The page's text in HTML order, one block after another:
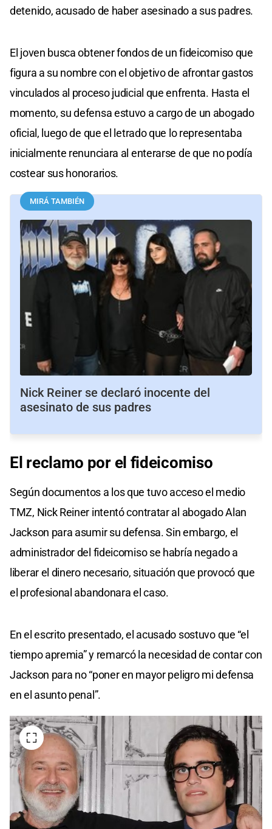
detenido, acusado de haber asesinado a sus padres.
El joven busca obtener fondos de un fideicomiso que
figura a su nombre con el objetivo de afrontar gastos
vinculados al proceso judicial que enfrenta. Hasta el
momento, su defensa estuvo a cargo de un abogado
oficial, luego de que el letrado que lo representaba
inicialmente renunciara al enterarse de que no podía
costear sus honorarios.
MIRÁ TAMBIÉN
Nick Reiner se declaró inocente del
asesinato de sus padres
El reclamo por el fideicomiso
Según documentos a los que tuvo acceso el medio
TMZ, Nick Reiner intentó contratar al abogado Alan
Jackson para asumir su defensa. Sin embargo, el
administrador del fideicomiso se habría negado a
liberar el dinero necesario, situación que provocó que
el profesional abandonara el caso.
En el escrito presentado, el acusado sostuvo que “el
tiempo apremia” y remarcó la necesidad de contar con
Jackson para no “poner en mayor peligro mi defensa
en el asunto penal”.